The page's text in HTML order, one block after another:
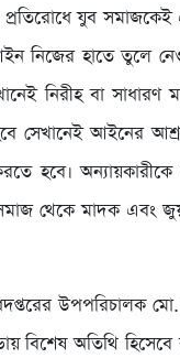
যুব
নিজের হাতে তুলে
নিরীহ বা
সেখানেই আইনের
হবে।
থেকে মাদক এবং
উপপরিচালক
বিশেষ অতিথি